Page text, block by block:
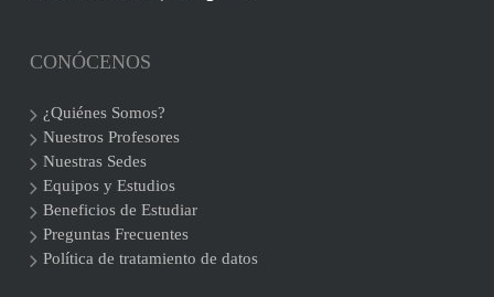
CONÓCENOS
¿Quiénes Somos?
Nuestros Profesores
Nuestras Sedes
Equipos y Estudios
Beneficios de Estudiar
Preguntas Frecuentes
Política de tratamiento de datos